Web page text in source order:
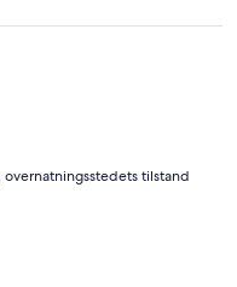
tilstand